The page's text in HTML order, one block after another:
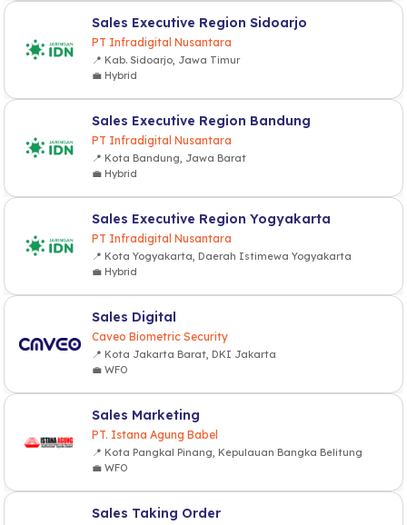
Sales Executive Region Sidoarjo
PT Infradigital Nusantara
📍 Kab. Sidoarjo, Jawa Timur
💼 Hybrid
Sales Executive Region Bandung
PT Infradigital Nusantara
📍 Kota Bandung, Jawa Barat
💼 Hybrid
Sales Executive Region Yogyakarta
PT Infradigital Nusantara
📍 Kota Yogyakarta, Daerah Istimewa Yogyakarta
💼 Hybrid
Sales Digital
Caveo Biometric Security
📍 Kota Jakarta Barat, DKI Jakarta
💼 WFO
Sales Marketing
PT. Istana Agung Babel
📍 Kota Pangkal Pinang, Kepulauan Bangka Belitung
💼 WFO
Sales Taking Order